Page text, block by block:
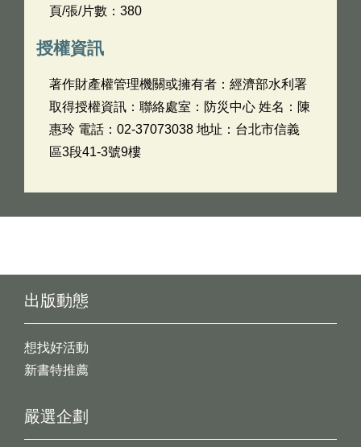
頁/張/片數：380
授權資訊
著作財產權管理機關或擁有者：經濟部水利署
取得授權資訊：聯絡處室：防災中心 姓名：陳
惠玲 電話：02-37073038 地址：台北市信義
區3段41-3號9樓
出版動態
想找好活動
新書特推薦
嚴選企劃